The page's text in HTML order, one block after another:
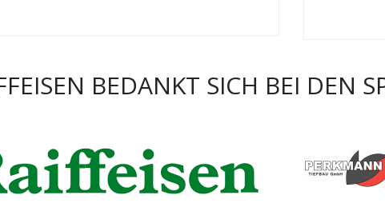
BEDANKT SICH BEI DEN